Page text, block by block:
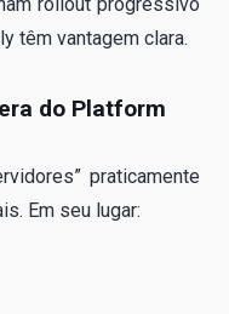
têm vantagem clara.
do Platform
praticamente
Em seu lugar: